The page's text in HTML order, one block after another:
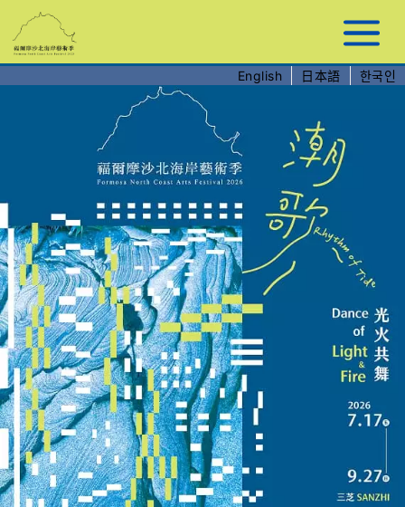
要
內
English 日本語 한국인